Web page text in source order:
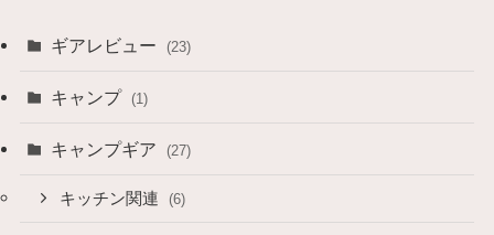
ギアレビュー (23)
キャンプ (1)
キャンプギア (27)
キッチン関連 (6)